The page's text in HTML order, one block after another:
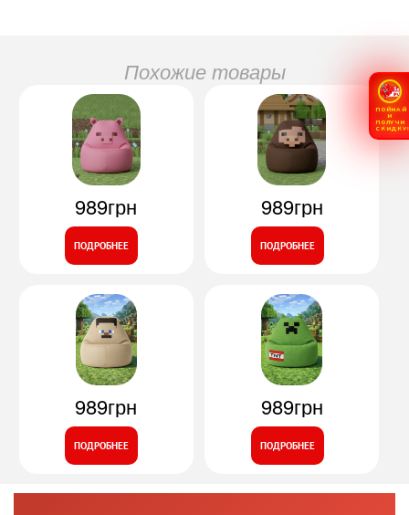
Похожие товары
989грн
ПОДРОБНЕЕ
989грн
ПОДРОБНЕЕ
989грн
ПОДРОБНЕЕ
989грн
ПОДРОБНЕЕ
ПОЙМАЙ
И
ПОЛУЧИ
СКИДКУ!